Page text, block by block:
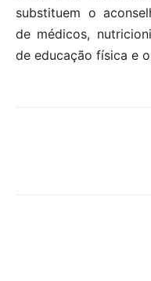
substituem o
de médicos,
de educação física e